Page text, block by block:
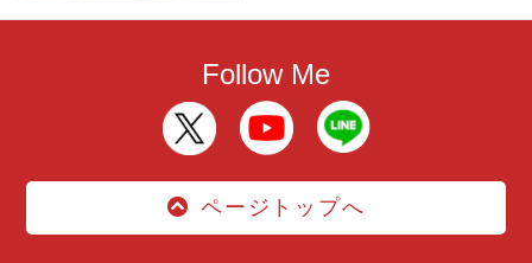
Follow Me
ページトップへ